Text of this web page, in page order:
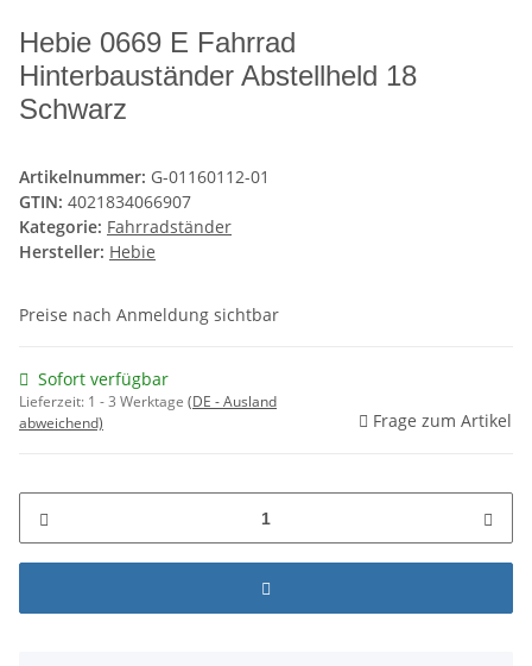
Hebie 0669 E Fahrrad
Hinterbauständer Abstellheld 18
Schwarz
Artikelnummer: G-01160112-01
GTIN: 4021834066907
Kategorie: Fahrradständer
Hersteller: Hebie
Preise nach Anmeldung sichtbar
Sofort verfügbar
Lieferzeit: 1 - 3 Werktage (DE - Ausland
abweichend)
Frage zum Artikel